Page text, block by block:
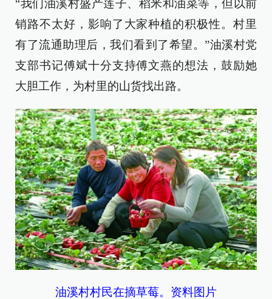
“我们油溪村盛产莲子、稻米和油菜等，但以前
销路不太好，影响了大家种植的积极性。村里
有了流通助理后，我们看到了希望。”油溪村党
支部书记傅斌十分支持傅文燕的想法，鼓励她
大胆工作，为村里的山货找出路。
油溪村村民在摘草莓。资料图片